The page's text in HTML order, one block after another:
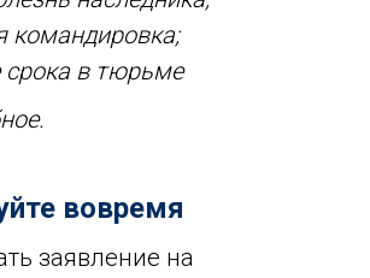
командировка;
срока в тюрьме
вовремя
заявление на